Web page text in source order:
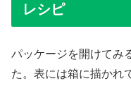
レシピ
パッケージを開けてみ
た。表には箱に描かれ